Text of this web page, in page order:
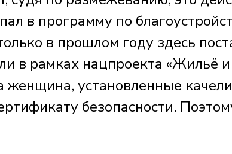
в программу по
в прошлом году здесь
в рамках нацпроекта «Жильё и
женщина, установленные
безопасности.